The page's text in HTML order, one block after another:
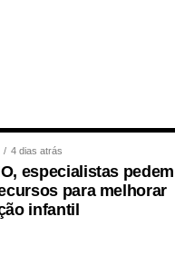
4 dias atrás
especialistas pedem
para melhorar
infantil